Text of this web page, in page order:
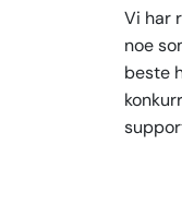
Vi har
noe
beste